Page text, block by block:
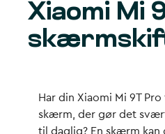
Find butik
Ring til os:
+45 70 60 55 90
Xiaomi Mi
Har din Xiaomi Mi 9T
skærm, der gør det
til daglig? En skærm kan